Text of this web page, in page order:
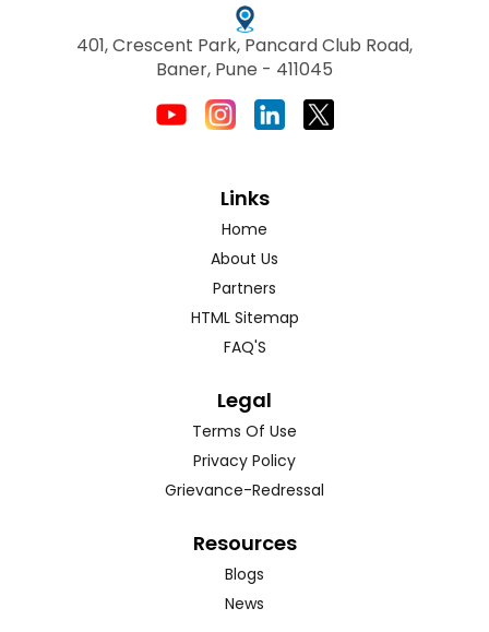
401, Crescent Park, Pancard Club Road,
Baner, Pune - 411045
Links
Home
About Us
Partners
HTML Sitemap
FAQ'S
Legal
Terms Of Use
Privacy Policy
Grievance-Redressal
Resources
Blogs
News